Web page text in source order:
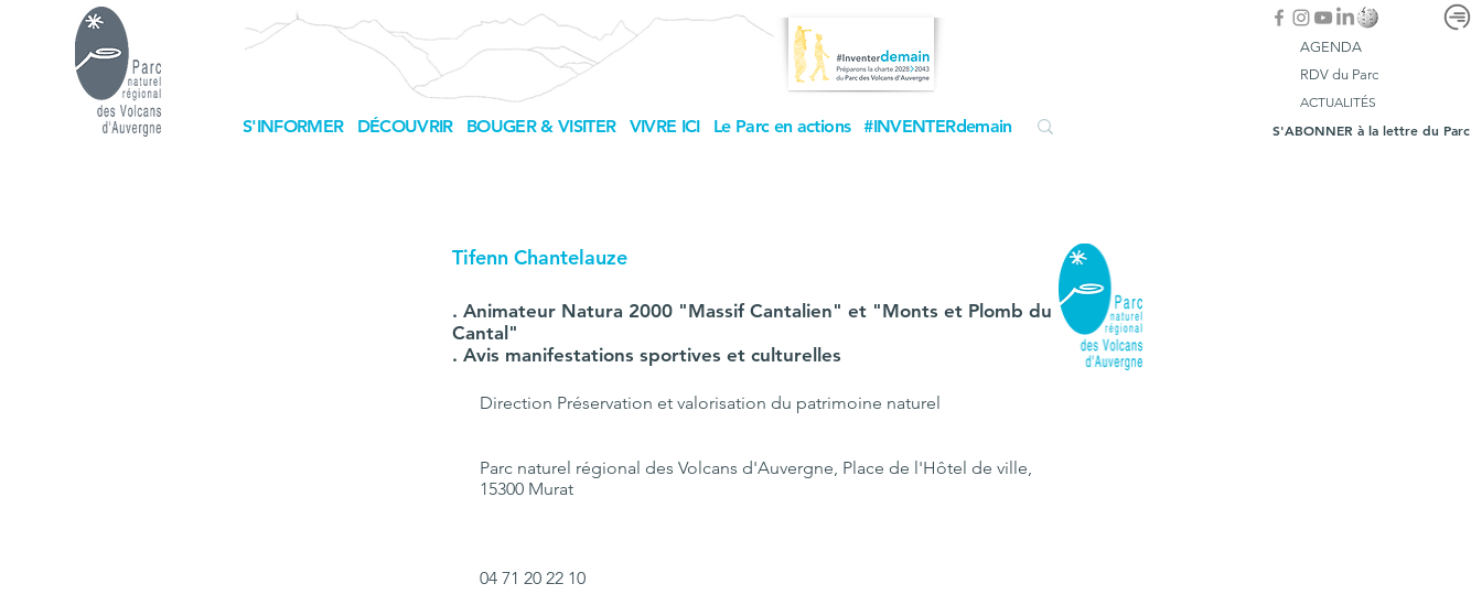
S'INFORMER DÉCOUVRIR BOUGER & VISITER VIVRE ICI Le Parc en actions #INVENTERdemain
AGENDA
RDV du Parc
ACTUALITÉS
S'ABONNER à la lettre du Parc
Tifenn Chantelauze
. Animateur Natura 2000 "Massif Cantalien" et "Monts et Plomb du
Cantal"
. Avis manifestations sportives et culturelles
Direction Préservation et valorisation du patrimoine naturel
Parc naturel régional des Volcans d'Auvergne, Place de l'Hôtel de ville,
15300 Murat
04 71 20 22 10